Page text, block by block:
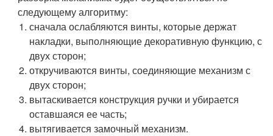
следующему алгоритму:
сначала ослабляются винты, которые держат
накладки, выполняющие декоративную функцию, с
двух сторон;
откручиваются винты, соединяющие механизм с
двух сторон;
вытаскивается конструкция ручки и убирается
оставшаяся ее часть;
вытягивается замочный механизм.